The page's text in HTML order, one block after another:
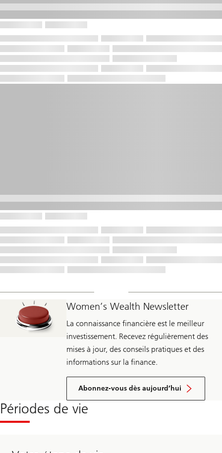
Women’s Wealth Newsletter
La connaissance financière est le meilleur
investissement. Recevez régulièrement des
mises à jour, des conseils pratiques et des
informations sur la finance.
Abonnez-vous dès aujourd’hui
Périodes de vie